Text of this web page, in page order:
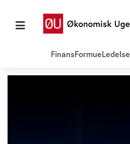
FinansFormueLedelse